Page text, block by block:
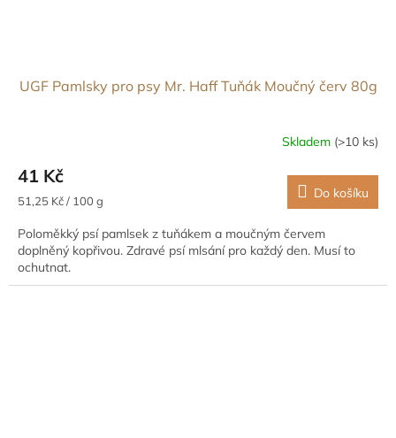
UGF Pamlsky pro psy Mr. Haff Tuňák Moučný červ 80g
Skladem (>10 ks)
41 Kč
Měrná
51,25 Kč / 100 g Do košíku
Poloměkký psí pamlsek z tuňákem a moučným červem
doplněný kopřivou. Zdravé psí mlsání pro každý den. Musí to
ochutnat.